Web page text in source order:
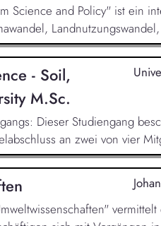
Science and Policy" ist ein
- Soil,
M.Sc.
Dieser Studiengang
an zwei von vier